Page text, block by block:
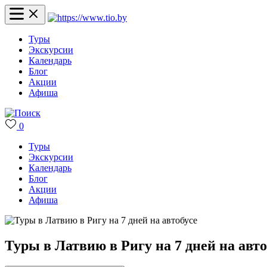
Туры
Экскурсии
Календарь
Блог
Акции
Афиша
0
Туры
Экскурсии
Календарь
Блог
Акции
Афиша
Туры в Латвию в Ригу на 7 дней на